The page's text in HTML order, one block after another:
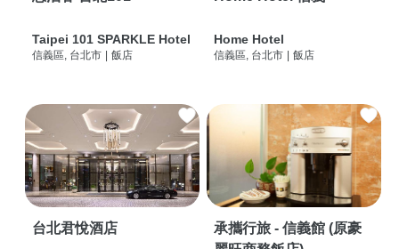
Taipei 101 SPARKLE Hotel
信義區, 台北市 飯店
Home Hotel
信義區, 台北市 飯店
台北君悅酒店
承攜行旅 - 信義館 (原豪